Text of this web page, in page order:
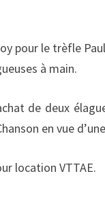
pour le trèfle
à main.
de deux
en vue
location VTTAE.